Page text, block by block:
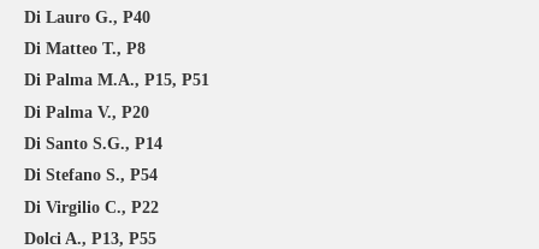
Di Lauro G., P40
Di Matteo T., P8
Di Palma M.A., P15, P51
Di Palma V., P20
Di Santo S.G., P14
Di Stefano S., P54
Di Virgilio C., P22
Dolci A., P13, P55